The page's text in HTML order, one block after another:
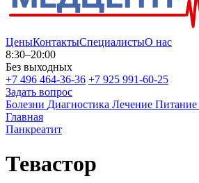
ЦеныКонтактыСпециалистыО нас
8:30–20:00
Без выходных
+7 496 464-36-36 +7 925 991-60-25
Задать вопрос
Болезни Диагностика Лечение Питание
Главная
Панкреатит
Тевастор